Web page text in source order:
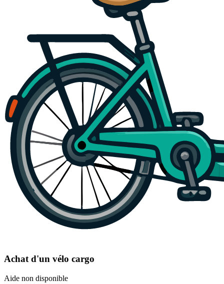
Achat d'un vélo cargo
Aide non disponible